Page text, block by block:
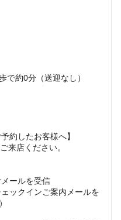
で約0分（送迎なし）
約したお客様へ】
来店ください。
ールを受信
ックインご案内メールを